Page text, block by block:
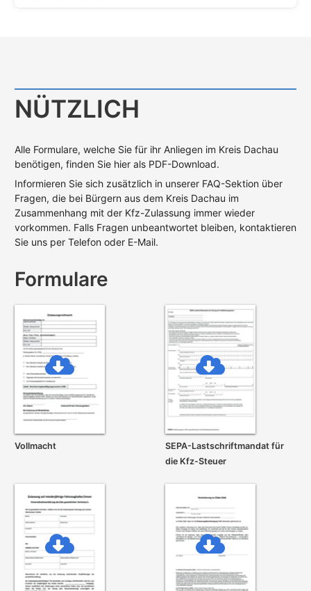
NÜTZLICH
Alle Formulare, welche Sie für ihr Anliegen im Kreis Dachau
benötigen, finden Sie hier als PDF-Download.
Informieren Sie sich zusätzlich in unserer FAQ-Sektion über
Fragen, die bei Bürgern aus dem Kreis Dachau im
Zusammenhang mit der Kfz-Zulassung immer wieder
vorkommen. Falls Fragen unbeantwortet bleiben, kontaktieren
Sie uns per Telefon oder E-Mail.
Formulare
Vollmacht
SEPA-Lastschrift­mandat für
die Kfz-Steuer